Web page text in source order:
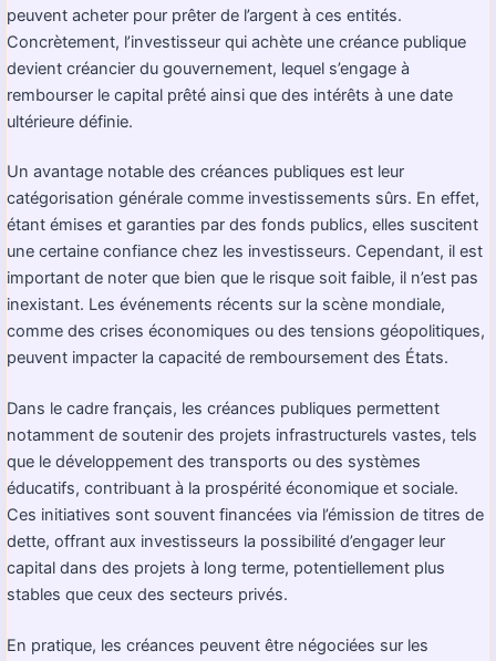
peuvent acheter pour prêter de l’argent à ces entités.
Concrètement, l’investisseur qui achète une créance publique
devient créancier du gouvernement, lequel s’engage à
rembourser le capital prêté ainsi que des intérêts à une date
ultérieure définie.
Un avantage notable des créances publiques est leur
catégorisation générale comme investissements sûrs. En effet,
étant émises et garanties par des fonds publics, elles suscitent
une certaine confiance chez les investisseurs. Cependant, il est
important de noter que bien que le risque soit faible, il n’est pas
inexistant. Les événements récents sur la scène mondiale,
comme des crises économiques ou des tensions géopolitiques,
peuvent impacter la capacité de remboursement des États.
Dans le cadre français, les créances publiques permettent
notamment de soutenir des projets infrastructurels vastes, tels
que le développement des transports ou des systèmes
éducatifs, contribuant à la prospérité économique et sociale.
Ces initiatives sont souvent financées via l’émission de titres de
dette, offrant aux investisseurs la possibilité d’engager leur
capital dans des projets à long terme, potentiellement plus
stables que ceux des secteurs privés.
En pratique, les créances peuvent être négociées sur les